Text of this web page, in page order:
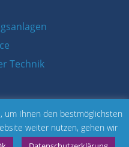
Technik
w3u.one
um Ihnen den bestmöglichsten
weiter nutzen, gehen wir